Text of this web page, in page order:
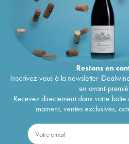
Restons en
Inscrivez-vous à la newsletter
en avant-
Recevez directement dans votre
moment, ventes exclusives,